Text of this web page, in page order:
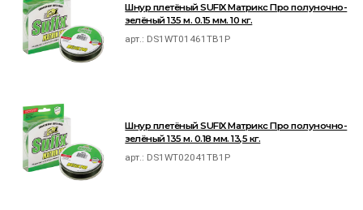
Шнур плетёный SUFIX Матрикс Про полуночно-
зелёный 135 м. 0.15 мм. 10 кг.
арт.: DS1WT01461TB1P
Шнур плетёный SUFIX Матрикс Про полуночно-
зелёный 135 м. 0.18 мм. 13,5 кг.
арт.: DS1WT02041TB1P